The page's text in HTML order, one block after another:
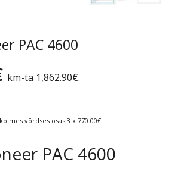
PAC 4600
km-ta 1,862.90€.
võrdses osas 3 x 770.00€
PAC 4600